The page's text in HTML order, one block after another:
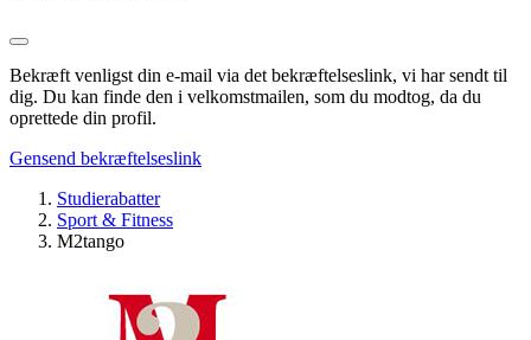
Bekræft venligst din e-mail via det bekræftelseslink, vi har sendt til
dig. Du kan finde den i velkomstmailen, som du modtog, da du
oprettede din profil.
Gensend bekræftelseslink
Studierabatter
Sport & Fitness
M2tango